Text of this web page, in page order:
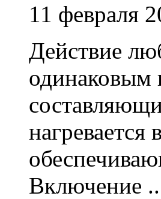
11 февраля
Действие
одинаковым
Включение